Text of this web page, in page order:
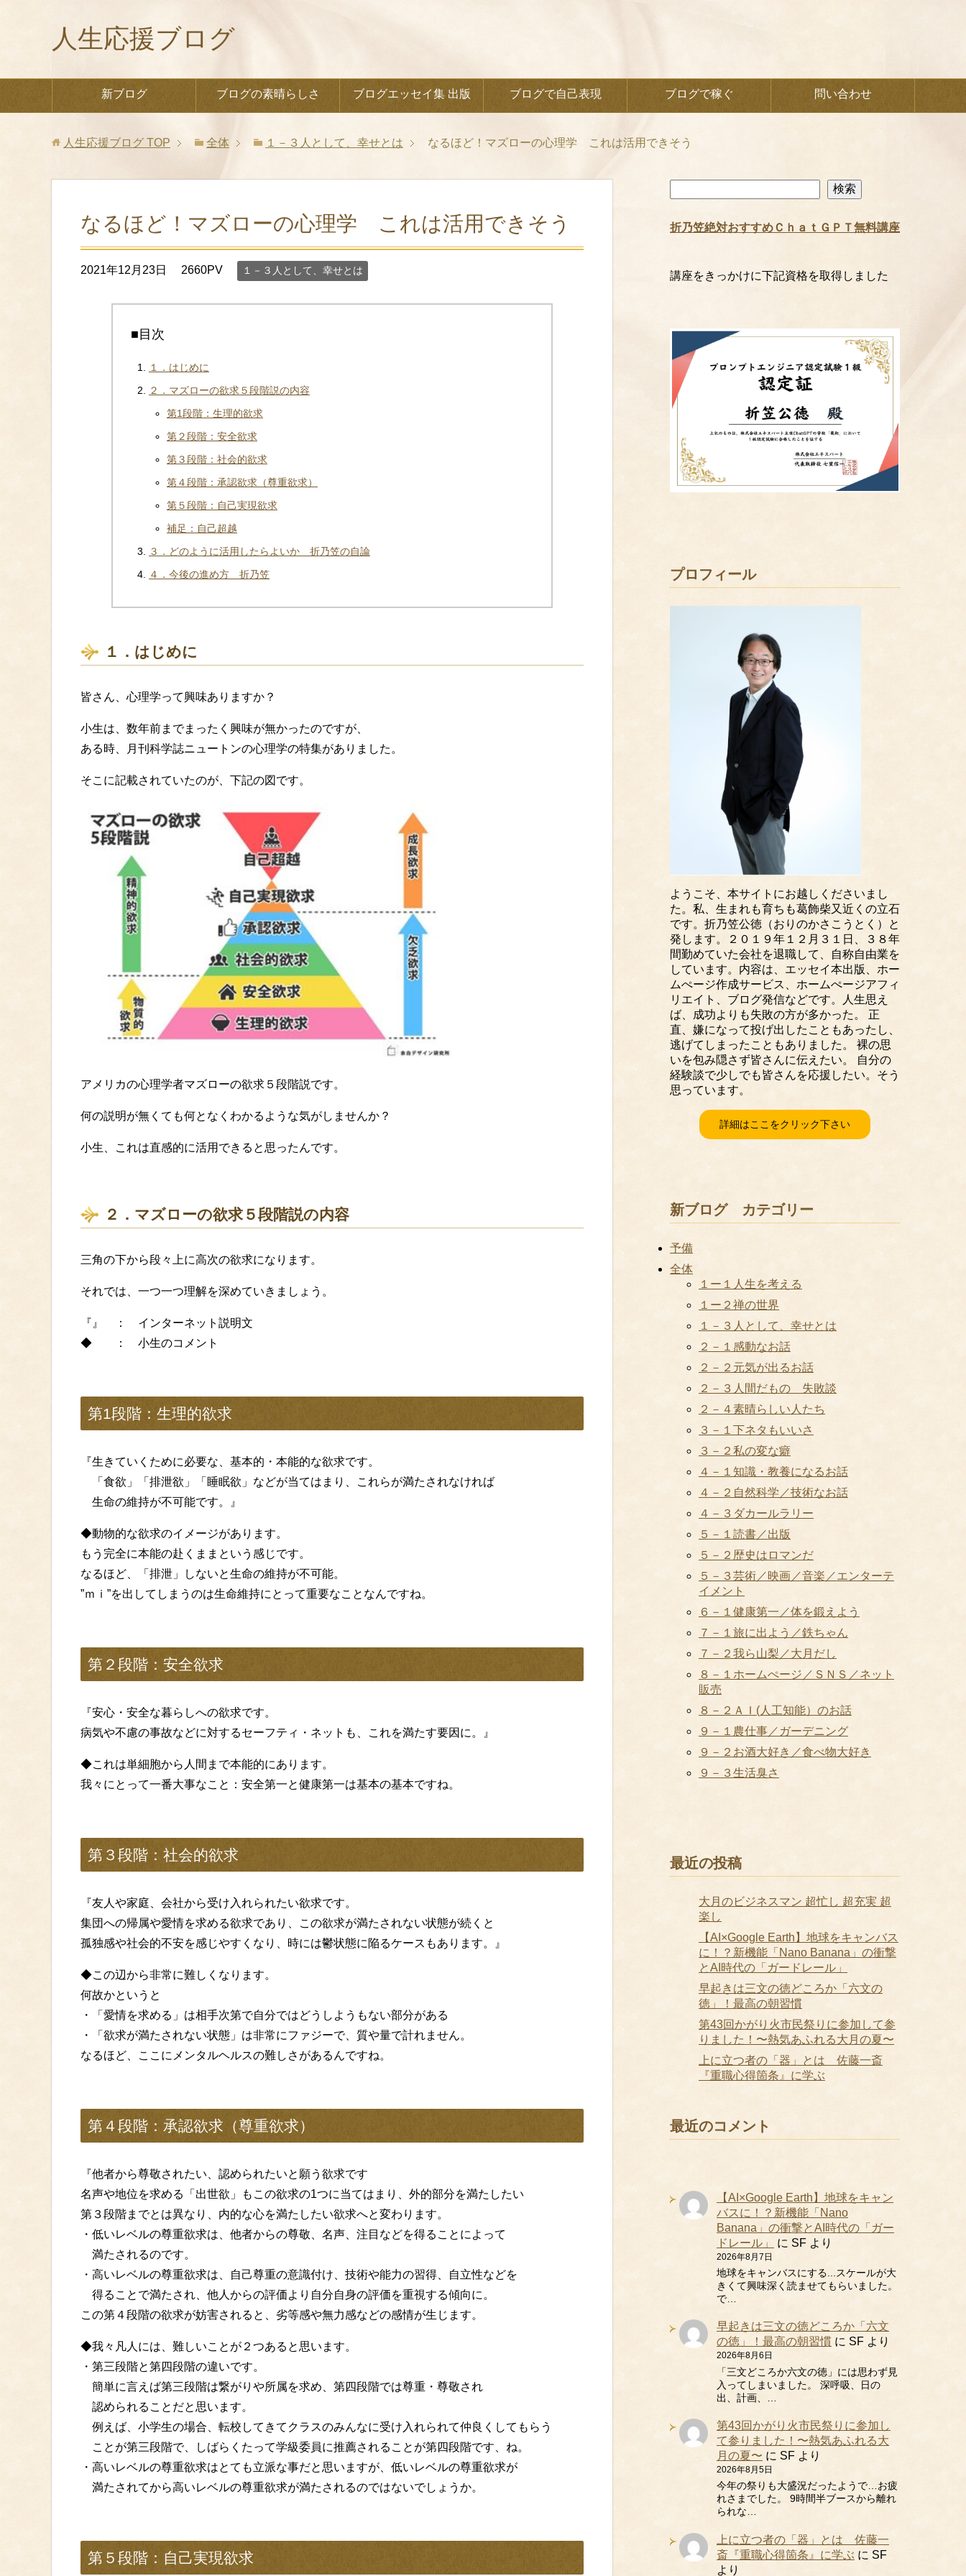
人生応援ブログ
新ブログ ブログの素晴らしさ ブログエッセイ集 出版 ブログで自己表現 ブログで稼ぐ 問い合わせ
人生応援ブログ TOP 全体 １－３人として、幸せとは なるほど！マズローの心理学 これは活用できそう
なるほど！マズローの心理学 これは活用できそう
2021年12月23日 2660PV １－３人として、幸せとは
■目次
１．はじめに
２．マズローの欲求５段階説の内容
第1段階：生理的欲求
第２段階：安全欲求
第３段階：社会的欲求
第４段階：承認欲求（尊重欲求）
第５段階：自己実現欲求
補足：自己超越
３．どのように活用したらよいか 折乃笠の自論
４．今後の進め方 折乃笠
１．はじめに
皆さん、心理学って興味ありますか？
小生は、数年前までまったく興味が無かったのですが、
ある時、月刊科学誌ニュートンの心理学の特集がありました。
そこに記載されていたのが、下記の図です。
アメリカの心理学者マズローの欲求５段階説です。
何の説明が無くても何となくわかるような気がしませんか？
小生、これは直感的に活用できると思ったんです。
２．マズローの欲求５段階説の内容
三角の下から段々上に高次の欲求になります。
それでは、一つ一つ理解を深めていきましょう。
『』 ： インターネット説明文
◆ ： 小生のコメント
第1段階：生理的欲求
『生きていくために必要な、基本的・本能的な欲求です。
「食欲」「排泄欲」「睡眠欲」などが当てはまり、これらが満たされなければ
生命の維持が不可能です。』
◆動物的な欲求のイメージがあります。
もう完全に本能の赴くままという感じです。
なるほど、「排泄」しないと生命の維持が不可能。
”ｍｉ”を出してしまうのは生命維持にとって重要なことなんですね。
第２段階：安全欲求
『安心・安全な暮らしへの欲求です。
病気や不慮の事故などに対するセーフティ・ネットも、これを満たす要因に。』
◆これは単細胞から人間まで本能的にあります。
我々にとって一番大事なこと：安全第一と健康第一は基本の基本ですね。
第３段階：社会的欲求
『友人や家庭、会社から受け入れられたい欲求です。
集団への帰属や愛情を求める欲求であり、この欲求が満たされない状態が続くと
孤独感や社会的不安を感じやすくなり、時には鬱状態に陥るケースもあります。』
◆この辺から非常に難しくなります。
何故かというと
・「愛情を求める」は相手次第で自分ではどうしようもない部分がある
・「欲求が満たされない状態」は非常にファジーで、質や量で計れません。
なるほど、ここにメンタルヘルスの難しさがあるんですね。
第４段階：承認欲求（尊重欲求）
『他者から尊敬されたい、認められたいと願う欲求です
名声や地位を求める「出世欲」もこの欲求の1つに当てはまり、外的部分を満たしたい
第３段階までとは異なり、内的な心を満たしたい欲求へと変わります。
・低いレベルの尊重欲求は、他者からの尊敬、名声、注目などを得ることによって
満たされるのです。
・高いレベルの尊重欲求は、自己尊重の意識付け、技術や能力の習得、自立性などを
得ることで満たされ、他人からの評価より自分自身の評価を重視する傾向に。
この第４段階の欲求が妨害されると、劣等感や無力感などの感情が生じます。
◆我々凡人には、難しいことが２つあると思います。
・第三段階と第四段階の違いです。
簡単に言えば第三段階は繋がりや所属を求め、第四段階では尊重・尊敬され
認められることだと思います。
例えば、小学生の場合、転校してきてクラスのみんなに受け入れられて仲良くしてもらう
ことが第三段階で、しばらくたって学級委員に推薦されることが第四段階です、ね。
・高いレベルの尊重欲求はとても立派な事だと思いますが、低いレベルの尊重欲求が
満たされてから高いレベルの尊重欲求が満たされるのではないでしょうか。
第５段階：自己実現欲求
索
検索
折乃笠絶対おすすめＣｈａｔＧＰＴ無料講座
講座をきっかけに下記資格を取得しました
プロフィール
ようこそ、本サイトにお越しくださいまし
た。私、生まれも育ちも葛飾柴又近くの立石
です。折乃笠公徳（おりのかさこうとく）と
発します。２０１９年１２月３１日、３８年
間勤めていた会社を退職して、自称自由業を
しています。内容は、エッセイ本出版、ホー
ムぺージ作成サービス、ホームぺージアフィ
リエイト、ブログ発信などです。人生思え
ば、成功よりも失敗の方が多かった。 正
直、嫌になって投げ出したこともあったし、
逃げてしまったこともありました。 裸の思
いを包み隠さず皆さんに伝えたい。 自分の
経験談で少しでも皆さんを応援したい。そう
思っています。
詳細はここをクリック下さい
新ブログ カテゴリー
予備
全体
１ー１人生を考える
１ー２禅の世界
１－３人として、幸せとは
２－１感動なお話
２－２元気が出るお話
２－３人間だもの 失敗談
２－４素晴らしい人たち
３－１下ネタもいいさ
３－２私の変な癖
４－１知識・教養になるお話
４－２自然科学／技術なお話
４－３ダカールラリー
５－１読書／出版
５－２歴史はロマンだ
５－３芸術／映画／音楽／エンターテ
イメント
６－１健康第一／体を鍛えよう
７－１旅に出よう／鉄ちゃん
７－２我ら山梨／大月だし
８－１ホームぺージ／ＳＮＳ／ネット
販売
８－２ＡＩ(人工知能）のお話
９－１農仕事／ガーデニング
９－２お酒大好き／食べ物大好き
９－３生活臭さ
最近の投稿
大月のビジネスマン 超忙し 超充実 超
楽し
【AI×Google Earth】地球をキャンバス
に！？新機能「Nano Banana」の衝撃
とAI時代の「ガードレール」
早起きは三文の徳どころか「六文の
徳」！最高の朝習慣
第43回かがり火市民祭りに参加して参
りました！〜熱気あふれる大月の夏〜
上に立つ者の「器」とは 佐藤一斎
『重職心得箇条』に学ぶ
最近のコメント
【AI×Google Earth】地球をキャン
バスに！？新機能「Nano
Banana」の衝撃とAI時代の「ガー
ドレール」
に SF より
2026年8月7日
地球をキャンバスにする...スケールが大
きくて興味深く読ませてもらいました。
で…
早起きは三文の徳どころか「六文
の徳」！最高の朝習慣 に SF より
2026年8月6日
「三文どころか六文の徳」には思わず見
入ってしまいました。 深呼吸、日の
出、計画、…
第43回かがり火市民祭りに参加し
て参りました！〜熱気あふれる大
月の夏〜 に SF より
2026年8月5日
今年の祭りも大盛況だったようで…お疲
れさまでした。 9時間半ブースから離れ
られな…
上に立つ者の「器」とは 佐藤一
斎『重職心得箇条』に学ぶ に SF
より